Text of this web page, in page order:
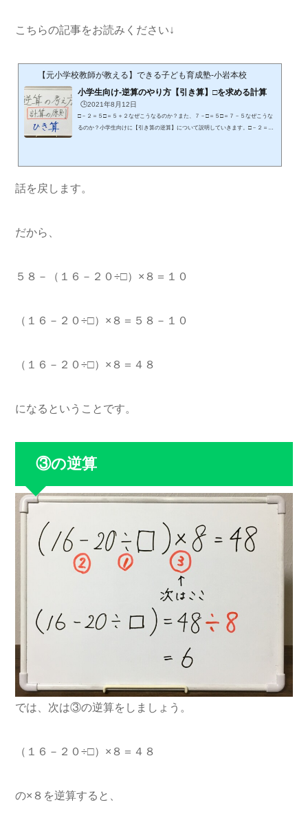
こちらの記事をお読みください↓
【元小学校教師が教える】できる子ども育成塾-小岩本校
小学生向け-逆算のやり方【引き算】□を求める計算
🕒️2021年8月12日
□－２＝５□＝５＋２なぜこうなるのか？また、７－□＝５□＝７－５なぜこうな
るのか？小学生向けに【引き算の逆算】について説明していきます。□－２＝５
る。□－２＋２＝５でも、このままではダメです。イコールの左側と右側で同じ
話を戻します。
だから、
５８－（１６－２０÷□）×８＝１０
（１６－２０÷□）×８＝５８－１０
（１６－２０÷□）×８＝４８
になるということです。
③の逆算
では、次は③の逆算をしましょう。
（１６－２０÷□）×８＝４８
の×８を逆算すると、